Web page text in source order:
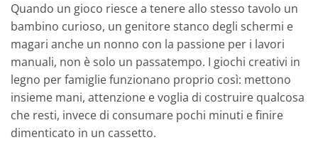
Quando un gioco riesce a tenere allo stesso tavolo un
bambino curioso, un genitore stanco degli schermi e
magari anche un nonno con la passione per i lavori
manuali, non è solo un passatempo. I giochi creativi in
legno per famiglie funzionano proprio così: mettono
insieme mani, attenzione e voglia di costruire qualcosa
che resti, invece di consumare pochi minuti e finire
dimenticato in un cassetto.